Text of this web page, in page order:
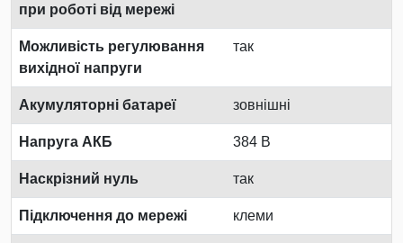
при роботі від мережі
Можливість регулювання
вихідної напруги
так
Акумуляторні батареї зовнішні
Напруга АКБ 384 В
Наскрізний нуль так
Підключення до мережі клеми